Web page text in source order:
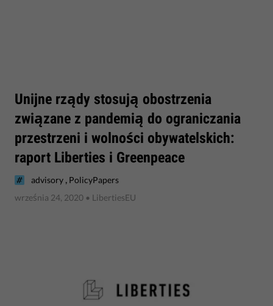
​Unijne rządy stosują obostrzenia
związane z pandemią do ograniczania
przestrzeni i wolności obywatelskich:
raport Liberties i Greenpeace
advisory , PolicyPapers
września 24, 2020 • LibertiesEU